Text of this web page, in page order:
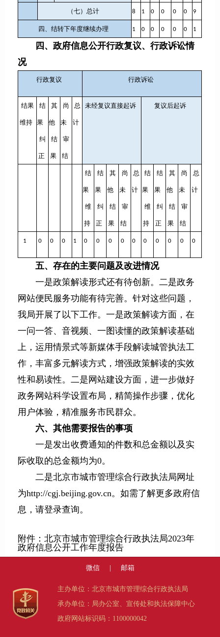
（七）总计 8 1 0 0 0 0 9
四、结转下年度继续办理 1 0 0 0 0 0 1
四、政府信息公开行政复议、行政诉讼情
况
行政复议 行政诉讼
结果
维持
结
果
纠
正
其
他
结
果
尚
未
审
结
总
计
未经复议直接起诉 复议后起诉
结
果
维
持
结
果
纠
正
其
他
结
果
尚
未
审
结
总
计
结
果
维
持
结
果
纠
正
其
他
结
果
尚
未
审
结
总
计
1 0 0 0 1 0 0 0 0 0 0 0 0 0 0
五、存在的主要问题及改进情况
一是政策解读形式还有待创新。二是政务
网站便民服务功能有待完善。针对这些问题，
我局开展了以下工作。一是政策解读方面，在
一问一答、音视频、一图读懂的政策解读基础
上，运用情景式等新媒体手段解读城管执法工
作，丰富多元解读方式，增强政策解读的实效
性和易读性。二是网站建设方面，进一步做好
政务网站科学设置布局，精简操作步骤，优化
用户体验，精准服务市民群众。
六、其他需要报告的事项
一是发出收费通知的件数和总金额以及实
际收取的总金额均为0。
二是北京市城市管理综合行政执法局网址
为http://cgj.beijing.gov.cn。如需了解更多政府信
息，请登录查询。
附件：北京市城市管理综合行政执法局2023年
政府信息公开工作年度报告
微信 邮箱
主办单位：北京市城市管理综合行政执法局
承办单位：局办公室、宣传处和执法保障中心
政府网站标识码：1100000042